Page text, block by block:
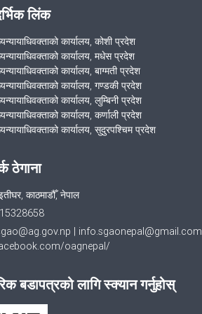
लिंक
कार्यालय, कोशी प्रदेश
कार्यालय, मधेस प्रदेश
कार्यालय, बाग्मती प्रदेश
कार्यालय, गण्डकी प्रदेश
कार्यालय, लुम्बिनी प्रदेश
कार्यालय, कर्णाली प्रदेश
कार्यालय, सुदुरपश्चिम प्रदेश
ठेगाना
काठमाडौँ, नेपाल
| info.sgaonepal@gmail.com
oagnepal/
बडापत्रको लागि स्क्यान गर्नुहोस्